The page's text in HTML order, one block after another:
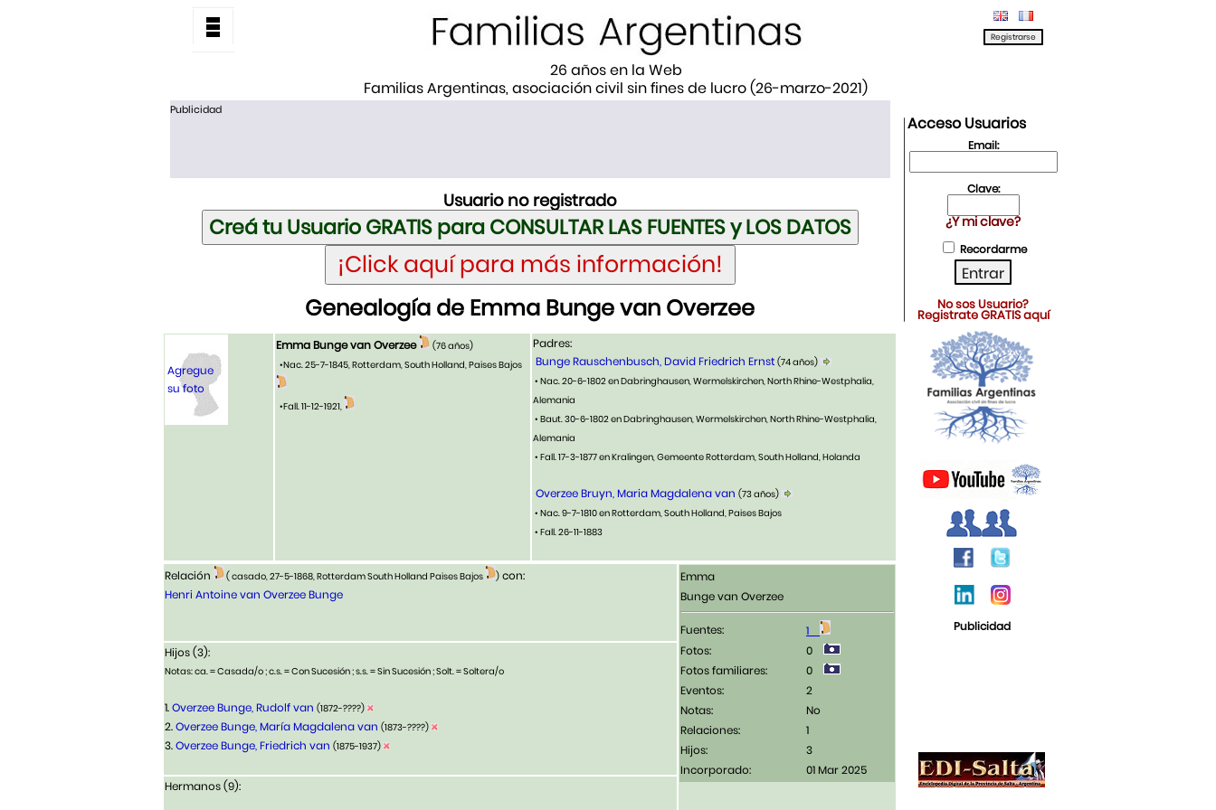
26 años en la Web
Familias Argentinas, asociación civil sin fines de lucro (26-marzo-2021)
Publicidad
Usuario no registrado
Genealogía de Emma Bunge van Overzee
Agregue
su foto
Emma Bunge van Overzee
(76 años)
•Nac. 25-7-1845, Rotterdam, South Holland, Paises Bajos
•Fall. 11-12-1921,
Padres:
Bunge Rauschenbusch, David Friedrich Ernst (74 años)
• Nac. 20-6-1802 en Dabringhausen, Wermelskirchen, North Rhine-Westphalia,
Alemania
• Baut. 30-6-1802 en Dabringhausen, Wermelskirchen, North Rhine-Westphalia,
Alemania
• Fall. 17-3-1877 en Kralingen, Gemeente Rotterdam, South Holland, Holanda
Overzee Bruyn, Maria Magdalena van (73 años)
• Nac. 9-7-1810 en Rotterdam, South Holland, Paises Bajos
• Fall. 26-11-1883
Relación ( casado, 27-5-1868, Rotterdam South Holland Paises Bajos ) con:
Henri Antoine van Overzee Bunge
Emma
Bunge van Overzee
Fuentes:
1
Fotos:
0
Fotos familiares:
0
Eventos:
2
Notas:
No
Relaciones:
1
Hijos:
3
Incorporado:
01 Mar 2025
Hijos (3):
Notas: ca. = Casada/o ; c.s. = Con Sucesión ; s.s. = Sin Sucesión ; Solt. = Soltera/o
1.Overzee Bunge, Rudolf van (1872-????)
2.Overzee Bunge, María Magdalena van (1873-????)
3.Overzee Bunge, Friedrich van (1875-1937)
Hermanos (9):
Acceso Usuarios
Email:
Clave:
¿Y mi clave?
Recordarme
No sos Usuario?
Registrate GRATIS aquí
Publicidad